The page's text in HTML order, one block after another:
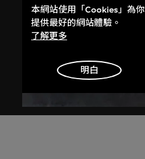
本網站使用「Cookies」為你
提供最好的網站體驗。
了解更多
明白